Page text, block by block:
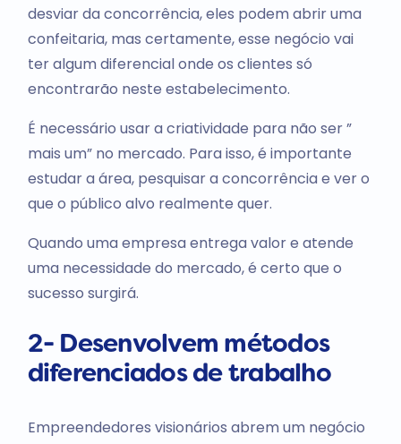
desviar da concorrência, eles podem abrir uma
confeitaria, mas certamente, esse negócio vai
ter algum diferencial onde os clientes só
encontrarão neste estabelecimento.
É necessário usar a criatividade para não ser ”
mais um” no mercado. Para isso, é importante
estudar a área, pesquisar a concorrência e ver o
que o público alvo realmente quer.
Quando uma empresa entrega valor e atende
uma necessidade do mercado, é certo que o
sucesso surgirá.
2- Desenvolvem métodos
diferenciados de trabalho
Empreendedores visionários abrem um negócio